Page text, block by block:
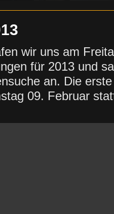
wir uns am
für 2013 und
an. Die
09. Februar